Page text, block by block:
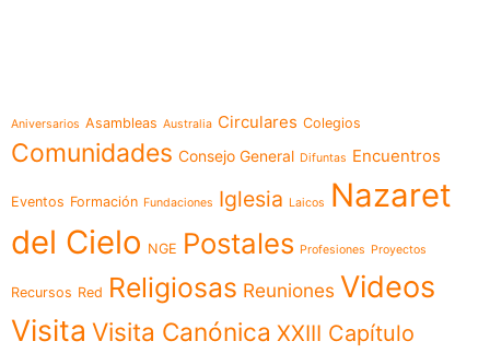
Aniversarios Asambleas Australia Circulares Colegios
Comunidades Consejo General Difuntas Encuentros
Eventos Formación Fundaciones Iglesia Laicos
Nazaret
del Cielo NGE Postales Profesiones Proyectos
Recursos Red Religiosas Reuniones Videos
Visita Visita Canónica XXIII Capítulo